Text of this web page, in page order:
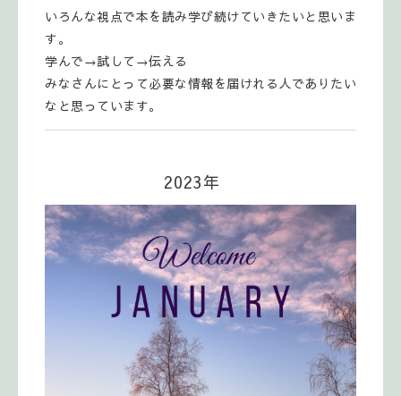
いろんな視点で本を読み学び続けていきたいと思いま
す。
学んで→試して→伝える
みなさんにとって必要な情報を届けれる人でありたい
なと思っています。
2023年